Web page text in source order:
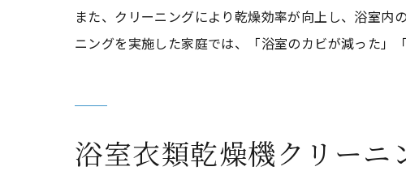
また、クリーニングにより乾燥効率が向上し、浴室内
ニングを実施した家庭では、「浴室のカビが減った」
浴室衣類乾燥機クリーニ